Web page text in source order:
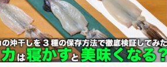
日勤&土日休み/未経験OK!
会社名
UTエージェント株式会社 関西第
二CU
sponsored by 求人ボックス